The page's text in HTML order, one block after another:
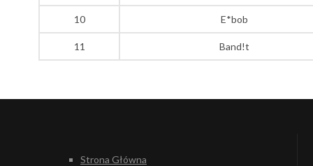
10 E*bob
11 Band!t
Strona Główna